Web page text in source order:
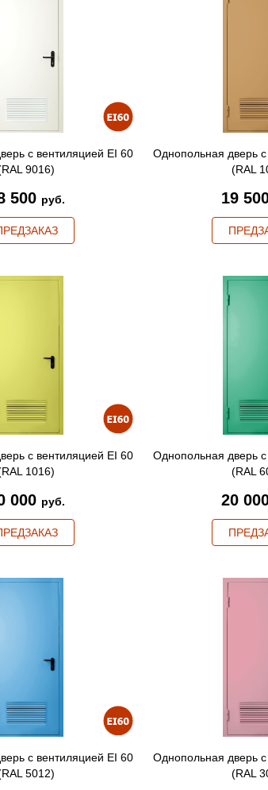
с вентиляцией EI 60
9016)
500 руб.
Однопольная дверь
(RAL
19
с вентиляцией EI 60
1016)
000 руб.
Однопольная дверь
(RAL
20
с вентиляцией EI 60
5012)
Однопольная дверь
(RAL